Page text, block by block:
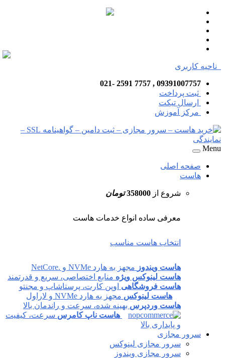
ناحیه کاربری
09391007757 , 7757 2591 -021
ثبت پرداخت
ارسال تیکت
مرکز آموزش
Menu
صفحه اصلی
هاست
شروع از 358000 تومان
معرفی ساده انواع خدمات هاست
انتخاب هاست مناسب
هاست ویندوز مجهز به هارد NVMe و .NetCore
هاست لینوکس ویژه منابع اختصاصی، سریع و قدرتمند
هاست فروشگاهی اوپن کارت، پرستاشاپ و مجنتو
هاست لینوکس مجهز به هارد NVMe و لاراول
هاست وردپرس بهینه شده، سرعت و راندمان بالا
هاست ناپ کامرس سرعت، کیفیت
و پایداری بالا
سرور مجازی
سرور مجازی لینوکس
سرور مجازی ویندوز